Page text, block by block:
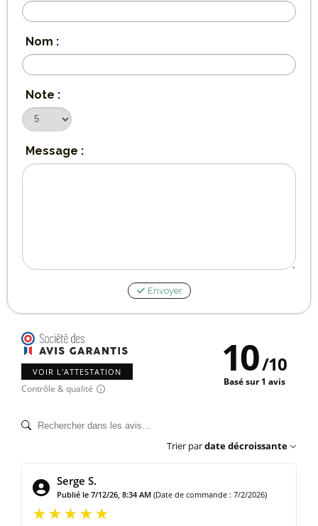
Nom :
Note :
Message :
Envoyer
VOIR L'ATTESTATION
Contrôle & qualité
10/10
Basé sur 1 avis
Trier pardate décroissante
Serge S.
Publié le 7/12/26, 8:34 AM (Date de commande : 7/2/2026)